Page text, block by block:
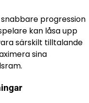
progression
kan låsa upp
särskilt tilltalande
sina